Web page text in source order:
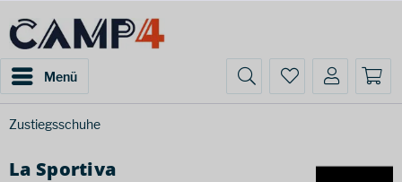
Menü
Zustiegsschuhe
La Sportiva